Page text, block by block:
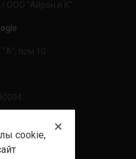
cookie,